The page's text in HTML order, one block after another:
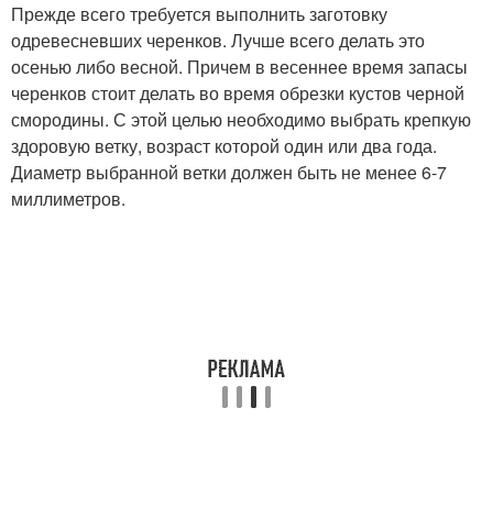
Прежде всего требуется выполнить заготовку
одревесневших черенков. Лучше всего делать это
осенью либо весной. Причем в весеннее время запасы
черенков стоит делать во время обрезки кустов черной
смородины. С этой целью необходимо выбрать крепкую
здоровую ветку, возраст которой один или два года.
Диаметр выбранной ветки должен быть не менее 6-7
миллиметров.